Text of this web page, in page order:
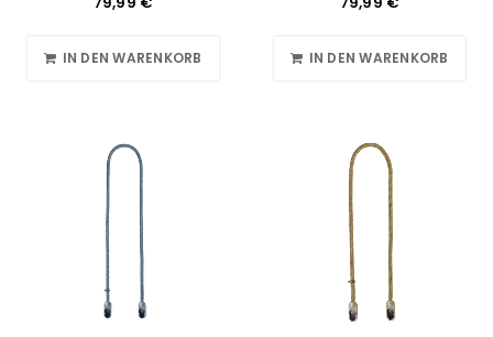
akzeptiere die
*
IN DEN WARENKORB IN DEN WARENKORB